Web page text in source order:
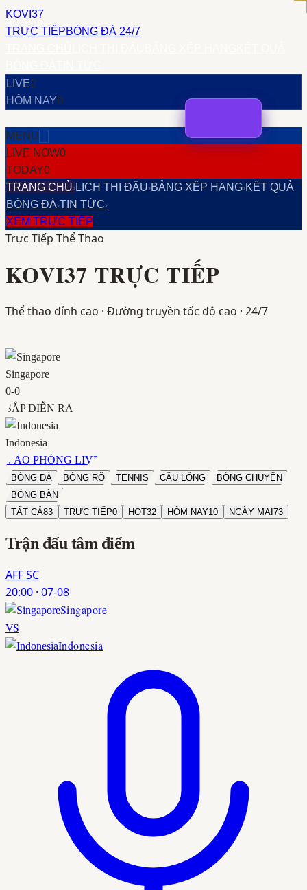
KOVI37
TRỰC TIẾPBÓNG ĐÁ 24/7
LIVE0
HÔM NAY0
MENU
LIVE NOW0
TODAY0
TRANG CHỦ› LỊCH THI ĐẤU›BẢNG XẾP HẠNG›KẾT QUẢ
BÓNG ĐÁ›TIN TỨC›
XEM TRỰC TIẾP
Trực Tiếp Thể Thao
KOVI37 TRỰC TIẾP
Thể thao đỉnh cao · Đường truyền tốc độ cao · 24/7
Singapore
0-0
SẮP DIỄN RA
Indonesia
VÀO PHÒNG LIVE
BÓNG ĐÁ BÓNG RỔ TENNIS CẦU LÔNG
BÓNG CHUYỀN
BÓNG BÀN
TẤT CẢ83 TRỰC TIẾP0 HOT32 HÔM NAY10 NGÀY MAI 73
Trận đấu tâm điểm
AFF SC
20:00 · 07-08
Singapore
VS
Indonesia